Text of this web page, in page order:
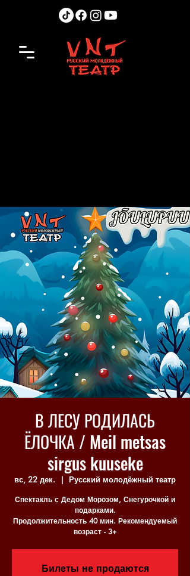
В ЛЕСУ РОДИЛАСЬ
ЁЛОЧКА / Meil metsas
sirgus kuuseke
вс, 22 дек.
  |
Русский молодёжный театр
Спектакль с Дедом Морозом, Снегурочкой и
подарками.
Продолжительность 40 мин. Рекомендуемый
возраст - 3+
Билеты не продаются